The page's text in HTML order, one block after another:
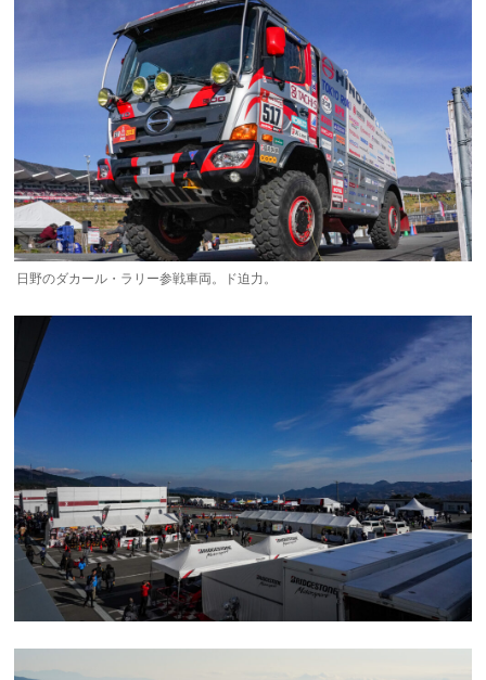
日野のダカール・ラリー参戦車両。ド迫力。